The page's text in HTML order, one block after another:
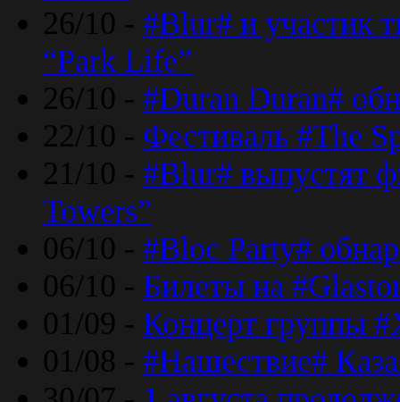
26/10 - #Blur# и участик
“Park Life”
26/10 - #Duran Duran#
22/10 - Фестиваль #The
21/10 - #Blur# выпустят
Towers”
06/10 - #Bloc Party#
06/10 - Билеты на
01/09 - Концерт группы
01/08 - #Нашествие#